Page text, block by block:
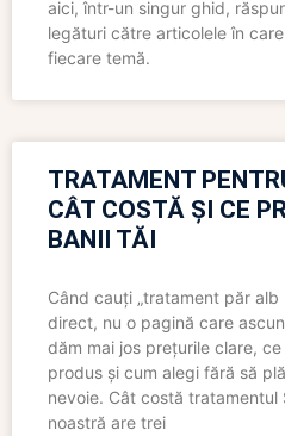
aici, într-un singur ghid,
legături către articolele în
fiecare temă.
TRATAMENT
CÂT COSTĂ ȘI CE
BANII TĂI
Când cauți „tratament păr alb
direct, nu o pagină care
dăm mai jos prețurile clare,
produs și cum alegi fără să
nevoie. Cât costă tratamentul
noastră are trei